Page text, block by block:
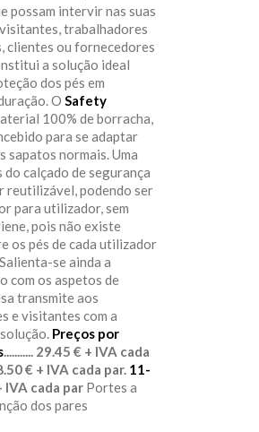
possam intervir nas suas
trabalhadores
clientes ou fornecedores
a solução ideal
dos pés em
O Safety
100% de borracha,
para se adaptar
sapatos normais. Uma
calçado de segurança
reutilizável, podendo ser
para utilizador, sem
pois não existe
os pés de cada utilizador
Salienta-se ainda a
com os aspetos de
transmite aos
e visitantes com a
Preços por
........... 29.45 € + IVA cada
€ + IVA cada par. 11-
IVA cada parPortes a
dos pares